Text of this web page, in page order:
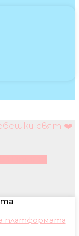
свят ❤️
платформата